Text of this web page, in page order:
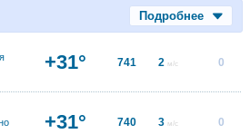
Подробнее
+31° 741 2 м/с 0
+31° 740 3 м/с 0